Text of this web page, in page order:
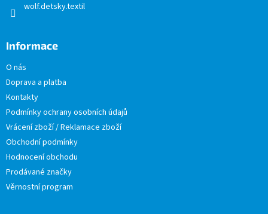
wolf.detsky.textil
Informace
O nás
Doprava a platba
Kontakty
Podmínky ochrany osobních údajů
Vrácení zboží / Reklamace zboží
Obchodní podmínky
Hodnocení obchodu
Prodávané značky
Věrnostní program